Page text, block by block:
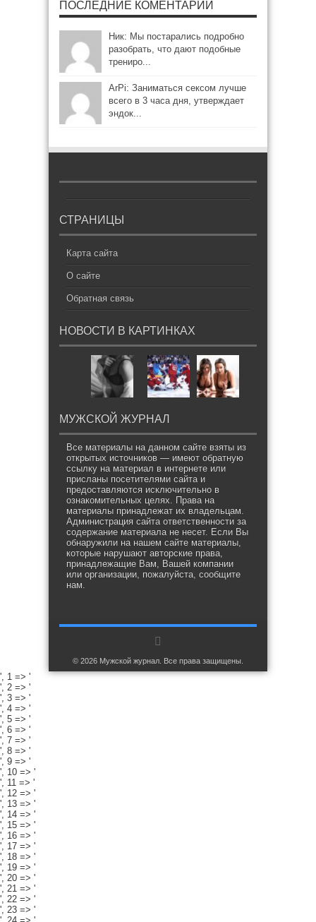
ПОСЛЕДНИЕ КОМЕНТАРИИ
Ник: Мы постарались подробно
разобрать, что дают подобные
трениро...
ArPi: Заниматься сексом лучше
всего в 3 часа дня, утверждает
эндок...
СТРАНИЦЫ
Карта сайта
О сайте
Обратная связь
НОВОСТИ В КАРТИНКАХ
МУЖСКОЙ ЖУРНАЛ
Все материалы на данном сайте взяты из
открытых источников — имеют обратную
ссылку на материал в интернете или
присланы посетителями сайта и
предоставляются исключительно в
ознакомительных целях. Права на
материалы принадлежат их владельцам.
Администрация сайта ответственности за
содержание материала не несет. Если Вы
обнаружили на нашем сайте материалы,
которые нарушают авторские права,
принадлежащие Вам, Вашей компании
или организации, пожалуйста, сообщите
нам.
© 2026 Мужской журнал. Все права защищены.
', 1 => '
', 2 => '
', 3 => '
', 4 => '
', 5 => '
', 6 => '
', 7 => '
', 8 => '
', 9 => '
', 10 => '
', 11 => '
', 12 => '
', 13 => '
', 14 => '
', 15 => '
', 16 => '
', 17 => '
', 18 => '
', 19 => '
', 20 => '
', 21 => '
', 22 => '
', 23 => '